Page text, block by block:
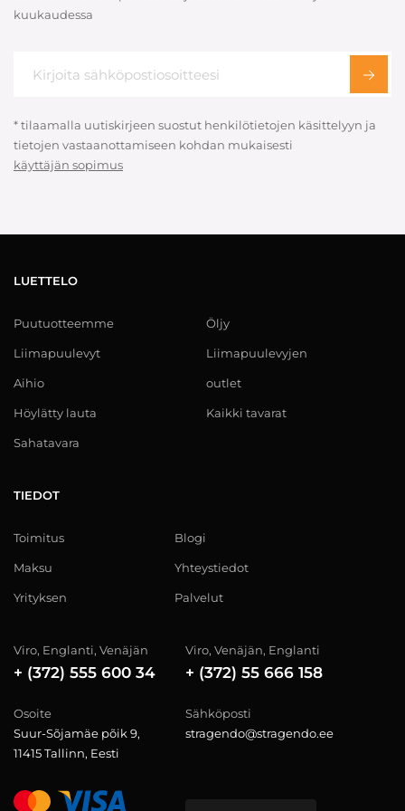
kuukaudessa
* tilaamalla uutiskirjeen suostut henkilötietojen käsittelyyn ja
tietojen vastaanottamiseen kohdan mukaisesti
käyttäjän sopimus
LUETTELO
Puutuotteemme
Liimapuulevyt
Aihio
Höylätty lauta
Sahatavara
Öljy
Liimapuulevyjen
outlet
Kaikki tavarat
TIEDOT
Toimitus
Maksu
Yrityksen
Blogi
Yhteystiedot
Palvelut
Viro, Englanti, Venäjän
+ (372) 555 600 34
Viro, Venäjän, Englanti
+ (372) 55 666 158
Osoite
Suur-Sõjamäe põik 9,
11415 Tallinn, Eesti
Sähköposti
stragendo@stragendo.ee